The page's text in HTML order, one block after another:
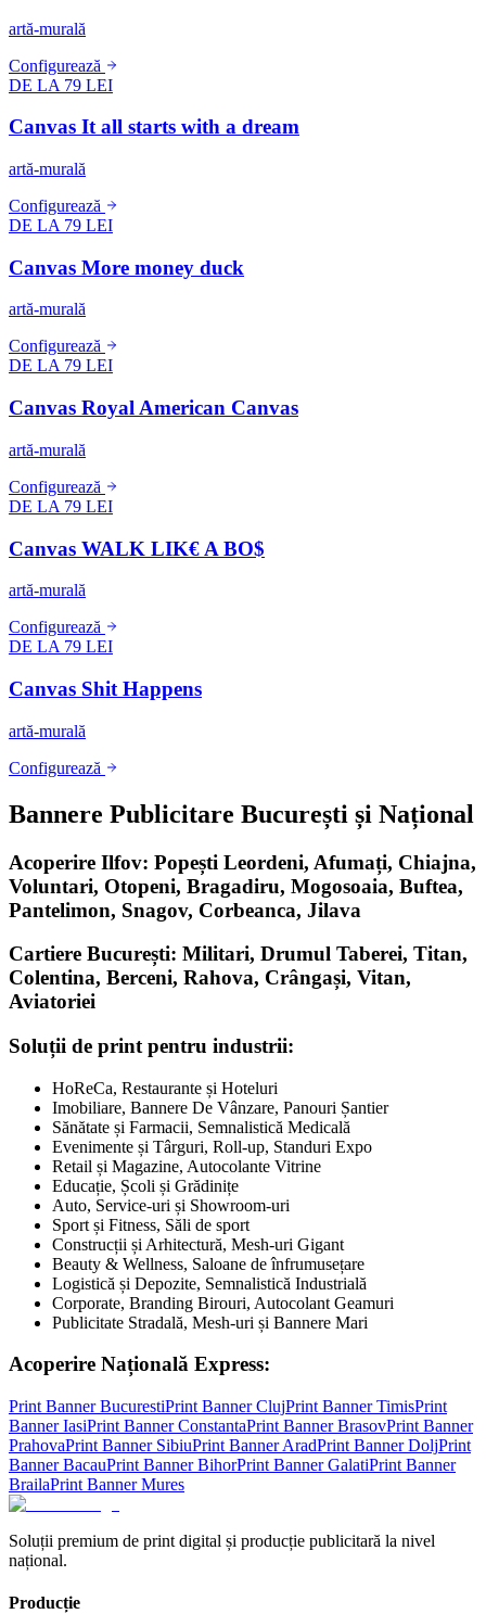
artă-murală
Configurează
DE LA 79 LEI
Canvas It all starts with a dream
artă-murală
Configurează
DE LA 79 LEI
Canvas More money duck
artă-murală
Configurează
DE LA 79 LEI
Canvas Royal American Canvas
artă-murală
Configurează
DE LA 79 LEI
Canvas WALK LIK€ A BO$
artă-murală
Configurează
DE LA 79 LEI
Canvas Shit Happens
artă-murală
Configurează
Bannere Publicitare București și Național
Acoperire Ilfov: Popești Leordeni, Afumați, Chiajna,
Voluntari, Otopeni, Bragadiru, Mogosoaia, Buftea,
Pantelimon, Snagov, Corbeanca, Jilava
Cartiere București: Militari, Drumul Taberei, Titan,
Colentina, Berceni, Rahova, Crângași, Vitan,
Aviatoriei
Soluții de print pentru industrii:
HoReCa, Restaurante și Hoteluri
Imobiliare, Bannere De Vânzare, Panouri Șantier
Sănătate și Farmacii, Semnalistică Medicală
Evenimente și Târguri, Roll-up, Standuri Expo
Retail și Magazine, Autocolante Vitrine
Educație, Școli și Grădinițe
Auto, Service-uri și Showroom-uri
Sport și Fitness, Săli de sport
Construcții și Arhitectură, Mesh-uri Gigant
Beauty & Wellness, Saloane de înfrumusețare
Logistică și Depozite, Semnalistică Industrială
Corporate, Branding Birouri, Autocolant Geamuri
Publicitate Stradală, Mesh-uri și Bannere Mari
Acoperire Națională Express:
Print BannerBucurestiPrint BannerClujPrint BannerTimisPrint
BannerIasiPrint BannerConstantaPrint BannerBrasovPrint Banner
PrahovaPrint Banner SibiuPrint BannerAradPrint BannerDoljPrint
BannerBacauPrint BannerBihorPrint BannerGalatiPrint Banner
BrailaPrint BannerMures
Soluții premium de print digital și producție publicitară la nivel
național.
Producție